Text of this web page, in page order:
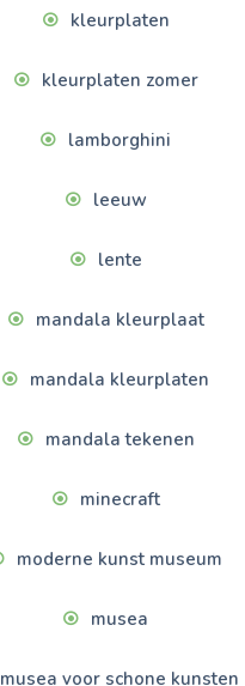
kleurplaten
kleurplaten zomer
lamborghini
leeuw
lente
mandala kleurplaat
mandala kleurplaten
mandala tekenen
minecraft
moderne kunst museum
musea
musea voor schone kunsten